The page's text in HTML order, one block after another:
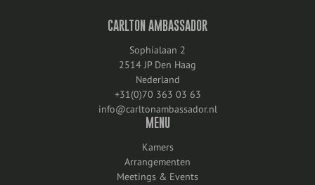
CARLTON AMBASSADOR
Sophialaan 2
2514 JP Den Haag
Nederland
+31(0)70 363 03 63
info@carltonambassador.nl
MENU
Kamers
Arrangementen
Meetings & Events